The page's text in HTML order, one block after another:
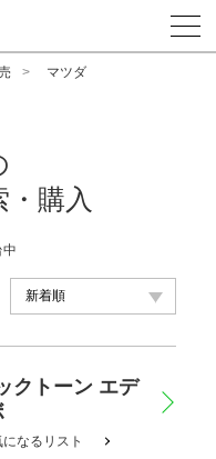
マツダ
購入
クトーン エデ
になるリスト